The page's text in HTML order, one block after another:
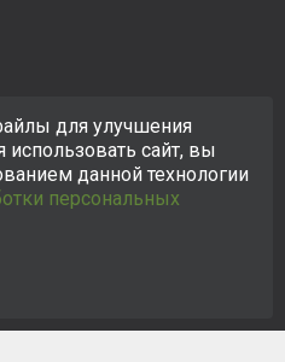
msk.ksk24.ruсоздан
целях и любая информация
офертой.
для улучшения
сайт, вы
данной технологии
персональных